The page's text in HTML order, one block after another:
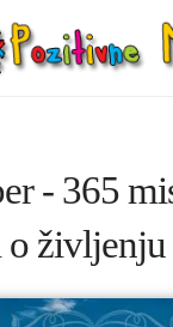
- 365
življenju